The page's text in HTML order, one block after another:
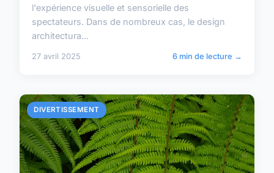
l'expérience visuelle et sensorielle des
spectateurs. Dans de nombreux cas, le design
architectura...
27 avril 2025 6 min de lecture →
DIVERTISSEMENT